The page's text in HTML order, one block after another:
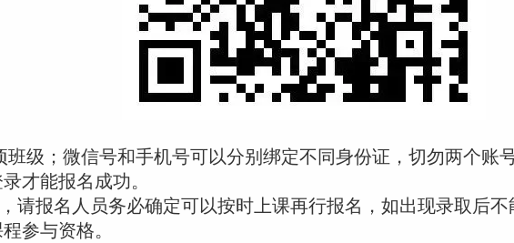
级；微信号和手机号可以分别绑定不同身份证，切勿两个账
才能报名成功。
请报名人员务必确定可以按时上课再行报名，如出现录取后
参与资格。